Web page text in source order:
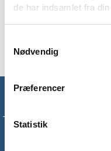
de har indsamlet fra
Nødvendig
Præferencer
Statistik
Der er en karabinhage-
påmontere den i dit bælte
Tilmeld dig vores